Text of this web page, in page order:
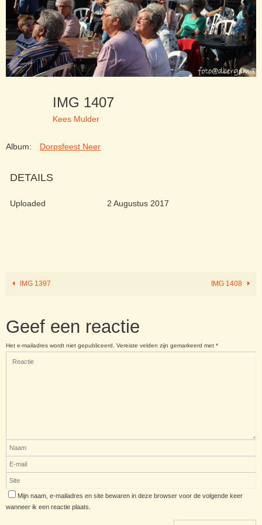
IMG 1407
Kees Mulder
Album: Dorpsfeest Neer
DETAILS
Uploaded 2 Augustus 2017
IMG 1397 IMG 1408
Geef een reactie
Het e-mailadres wordt niet gepubliceerd. Vereiste velden zijn gemarkeerd met *
Mijn naam, e-mailadres en site bewaren in deze browser voor de volgende keer
wanneer ik een reactie plaats.